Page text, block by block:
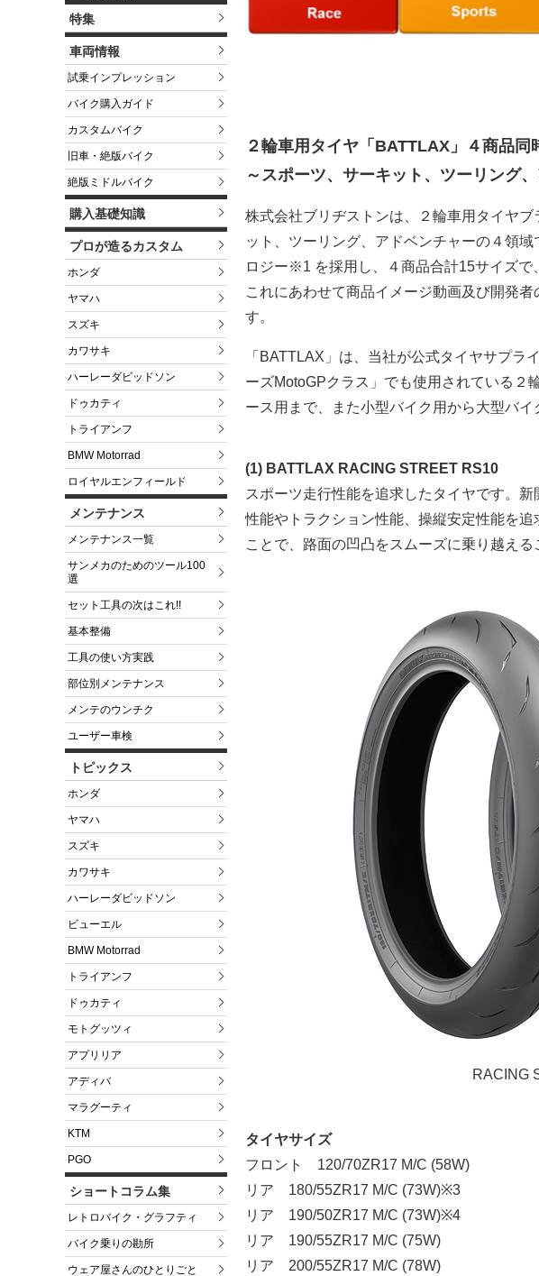
特集
車両情報
試乗インプレッション
バイク購入ガイド
カスタムバイク
旧車・絶版バイク
絶版ミドルバイク
購入基礎知識
プロが造るカスタム
ホンダ
ヤマハ
スズキ
カワサキ
ハーレーダビッドソン
ドゥカティ
トライアンフ
BMW Motorrad
ロイヤルエンフィールド
メンテナンス
メンテナンス一覧
サンメカのためのツール100
選
セット工具の次はこれ!!
基本整備
工具の使い方実践
部位別メンテナンス
メンテのウンチク
ユーザー車検
トピックス
ホンダ
ヤマハ
スズキ
カワサキ
ハーレーダビッドソン
ビューエル
BMW Motorrad
トライアンフ
ドゥカティ
モトグッツィ
アプリリア
アディバ
マラグーティ
KTM
PGO
ショートコラム集
レトロバイク・グラフティ
バイク乗りの勘所
ウェア屋さんのひとりごと
２輪車用タイヤ「BATTLAX」４商品同
～スポーツ、サーキット、ツーリング
株式会社ブリヂストンは、２輪車用タイヤ
ット、ツーリング、アドベンチャーの４領
ロジー※1 を採用し、４商品合計15サイズ
これにあわせて商品イメージ動画及び開発
す。
「BATTLAX」は、当社が公式タイヤサプラ
ーズMotoGPクラス」でも使用されている２
ース用まで、また小型バイク用から大型バ
(1) BATTLAX RACING STREET RS10
スポーツ走行性能を追求したタイヤです。
性能やトラクション性能、操縦安定性能を
ことで、路面の凹凸をスムーズに乗り越え
RACING
タイヤサイズ
フロント 120/70ZR17 M/C (58W)
リア 180/55ZR17 M/C (73W)※3
リア 190/50ZR17 M/C (73W)※4
リア 190/55ZR17 M/C (75W)
リア 200/55ZR17 M/C (78W)